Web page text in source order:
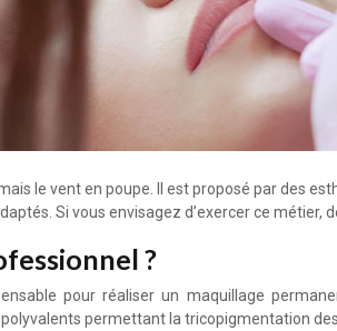
le vent en poupe. Il est proposé par des
Si vous envisagez d’exercer ce métier,
?
pour réaliser un maquillage
permettant la tricopigmentation